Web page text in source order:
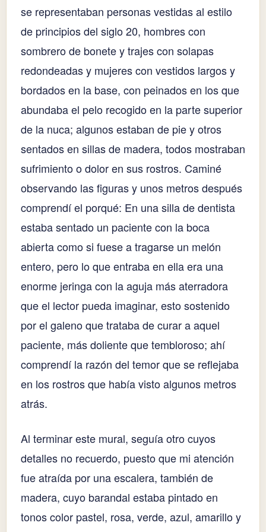
se representaban personas vestidas al estilo
de principios del siglo 20, hombres con
sombrero de bonete y trajes con solapas
redondeadas y mujeres con vestidos largos y
bordados en la base, con peinados en los que
abundaba el pelo recogido en la parte superior
de la nuca; algunos estaban de pie y otros
sentados en sillas de madera, todos mostraban
sufrimiento o dolor en sus rostros. Caminé
observando las figuras y unos metros después
comprendí el porqué: En una silla de dentista
estaba sentado un paciente con la boca
abierta como si fuese a tragarse un melón
entero, pero lo que entraba en ella era una
enorme jeringa con la aguja más aterradora
que el lector pueda imaginar, esto sostenido
por el galeno que trataba de curar a aquel
paciente, más doliente que tembloroso; ahí
comprendí la razón del temor que se reflejaba
en los rostros que había visto algunos metros
atrás.
Al terminar este mural, seguía otro cuyos
detalles no recuerdo, puesto que mi atención
fue atraída por una escalera, también de
madera, cuyo barandal estaba pintado en
tonos color pastel, rosa, verde, azul, amarillo y